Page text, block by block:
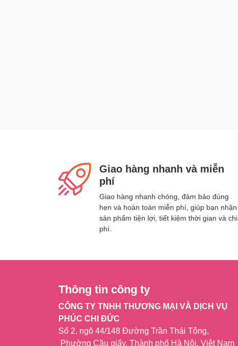
Sản phẩm liên quan:
Giao hàng nhanh và miễn
phí
Giao hàng nhanh chóng, đảm bảo đúng
hẹn và hoàn toàn miễn phí, giúp bạn nhận
sản phẩm tiện lợi, tiết kiệm thời gian và chi
phí.
Thông tin công ty
CÔNG TY TNHH THƯƠNG MẠI VÀ DỊCH VỤ
PHÚC CHI ĐỨC
Số 2, ngõ 44/148 Đường Trần Thái Tông,
Phường Cầu giấy, Thành phố Hà Nội, Việt Nam